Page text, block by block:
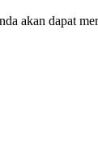
akan dapat